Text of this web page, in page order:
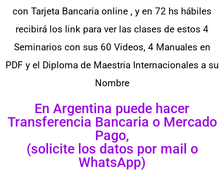
con Tarjeta Bancaria online , y en 72 hs hábiles
recibirá los link para ver las clases de estos 4
Seminarios con sus 60 Videos, 4 Manuales en
PDF y el Diploma de Maestria Internacionales a su
Nombre
En Argentina puede hacer
Transferencia Bancaria o Mercado
Pago,
(solicite los datos por mail o
WhatsApp)